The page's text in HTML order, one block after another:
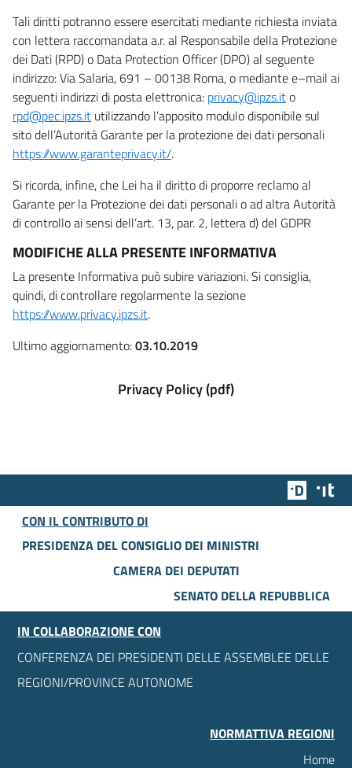
Tali diritti potranno essere esercitati mediante richiesta inviata
con lettera raccomandata a.r. al Responsabile della Protezione
dei Dati (RPD) o Data Protection Officer (DPO) al seguente
indirizzo: Via Salaria, 691 – 00138 Roma, o mediante e–mail ai
seguenti indirizzi di posta elettronica: privacy@ipzs.ito
rpd@pec.ipzs.it utilizzando l’apposito modulo disponibile sul
sito dell’Autorità Garante per la protezione dei dati personali
https://www.garanteprivacy.it/.
Si ricorda, infine, che Lei ha il diritto di proporre reclamo al
Garante per la Protezione dei dati personali o ad altra Autorità
di controllo ai sensi dell’art. 13, par. 2, lettera d) del GDPR
MODIFICHE ALLA PRESENTE INFORMATIVA
La presente Informativa può subire variazioni. Si consiglia,
quindi, di controllare regolarmente la sezione
https://www.privacy.ipzs.it.
Ultimo aggiornamento:03.10.2019
Privacy Policy (pdf)
Team
CON IL CONTRIBUTO DI
PRESIDENZA DEL CONSIGLIO DEI MINISTRI
CAMERA DEI DEPUTATI
SENATO DELLA REPUBBLICA
IN COLLABORAZIONE CON
CONFERENZA DEI PRESIDENTI DELLE ASSEMBLEE DELLE
REGIONI/PROVINCE AUTONOME
NORMATTIVA REGIONI
Home